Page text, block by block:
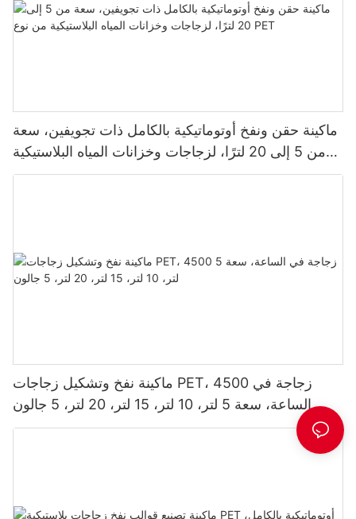
ماكينة حقن ونفخ أوتوماتيكية بالكامل ذات تجويفين، سعة
من 5 إلى 20 لترًا، لزجاجات وخزانات المياه البلاستيكية
من نوع PET
ماكينة نفخ وتشكيل زجاجات PET، 4500 زجاجة في
الساعة، سعة 5 لتر، 10 لتر، 15 لتر، 20 لتر، 5 جالون